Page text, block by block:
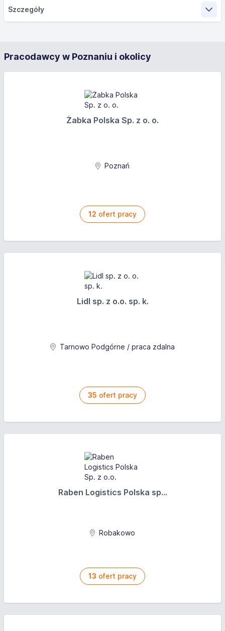
Szczegóły
wykonywanie prac montażowych na wysokości
wykonywanie prac zgodnie z zasadami BHP
dbanie o powierzony sprzęt, narzędzia i materiały
gotowość do pracy w terenie
zdolności manualne
dbałość o szczegóły
brak przeciwwskazań do pracy na wysokości
możliwość rozwoju zawodowego
Pracodawcy w Poznaniu i okolicy
Żabka Polska Sp. z o. o.
Poznań
12 ofert pracy
Lidl sp. z o.o. sp. k.
Tarnowo Podgórne / praca zdalna
35 ofert pracy
Raben Logistics Polska sp...
Robakowo
13 ofert pracy